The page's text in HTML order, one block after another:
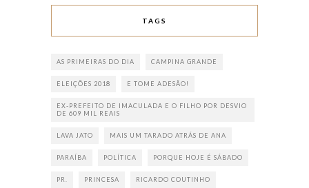
TAGS
AS PRIMEIRAS DO DIA CAMPINA GRANDE
ELEIÇÕES 2018 E TOME ADESÃO!
EX-PREFEITO DE IMACULADA E O FILHO POR DESVIO
DE 609 MIL REAIS
LAVA JATO MAIS UM TARADO ATRÁS DE ANA
PARAÍBA POLÍTICA PORQUE HOJE É SÁBADO
PR. PRINCESA RICARDO COUTINHO